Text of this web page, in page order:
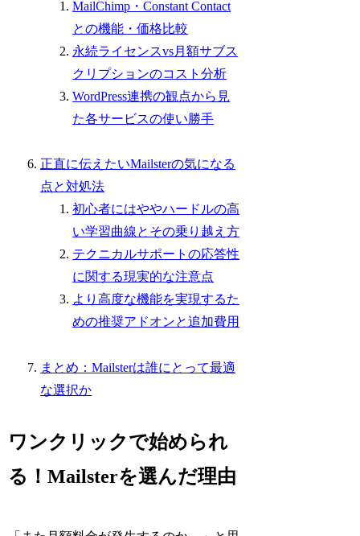
MailChimp・Constant Contact
との機能・価格比較
永続ライセンスvs月額サブス
クリプションのコスト分析
WordPress連携の観点から見
た各サービスの使い勝手
正直に伝えたいMailsterの気になる
点と対処法
初心者にはややハードルの高
い学習曲線とその乗り越え方
テクニカルサポートの応答性
に関する現実的な注意点
より高度な機能を実現するた
めの推奨アドオンと追加費用
まとめ：Mailsterは誰にとって最適
な選択か
ワンクリックで始められ
る！Mailsterを選んだ理由